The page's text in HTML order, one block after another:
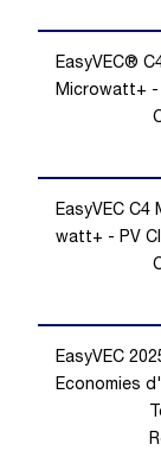
EasyVEC®
Microwatt+ -
EasyVEC
watt+ - PV
EasyVEC
Economies